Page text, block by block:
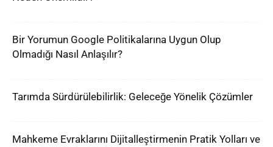
Bir Yorumun Google Politikalarına Uygun Olup
Olmadığı Nasıl Anlaşılır?
Tarımda Sürdürülebilirlik: Geleceğe Yönelik Çözümler
Mahkeme Evraklarını Dijitalleştirmenin Pratik Yolları ve